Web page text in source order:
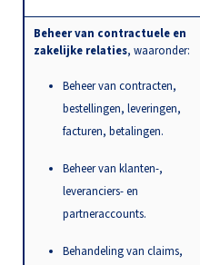
Beheer van contractuele en
zakelijke relaties, waaronder:
Beheer van contracten,
bestellingen, leveringen,
facturen, betalingen.
Beheer van klanten-,
leveranciers- en
partneraccounts.
Behandeling van claims,